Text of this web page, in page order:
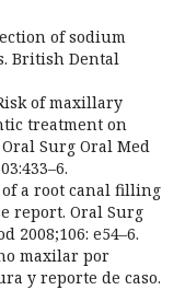
of sodium
British Dental
of maxillary
treatment on
Surg Oral Med
a root canal filling
report. Oral Surg
2008;106: e54–6.
maxilar por
y reporte de caso.